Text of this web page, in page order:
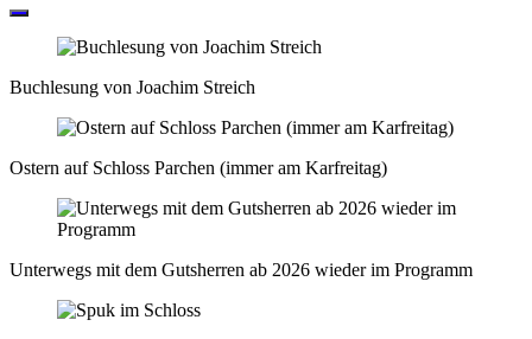
Buchlesung von Joachim Streich
Ostern auf Schloss Parchen (immer am Karfreitag)
Unterwegs mit dem Gutsherren ab 2026 wieder im Programm